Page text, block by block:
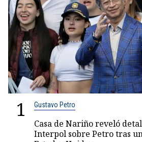
1 Gustavo Petro
Casa de Nariño reveló
Interpol sobre Petro tras